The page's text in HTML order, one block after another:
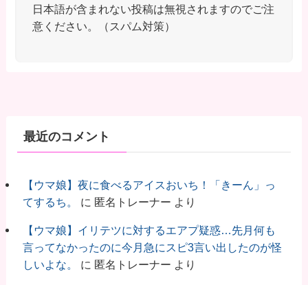
日本語が含まれない投稿は無視されますのでご注
意ください。（スパム対策）
最近のコメント
【ウマ娘】夜に食べるアイスおいち！「きーん」っ
てするち。
に 匿名トレーナー より
【ウマ娘】イリテツに対するエアプ疑惑…先月何も
言ってなかったのに今月急にスピ3言い出したのが怪
しいよな。
に 匿名トレーナー より